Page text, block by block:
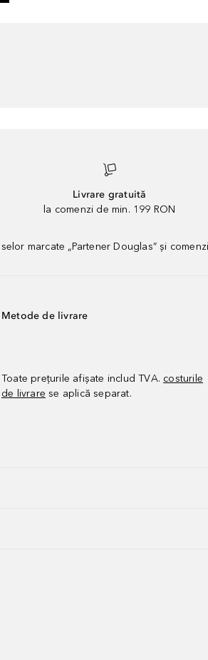
Livrare gratuită
la comenzi de min. 199 RON
marcate „Partener Douglas” și
Metode de livrare
Toate prețurile afișate includ TVA. costurile
de livrare se aplică separat.